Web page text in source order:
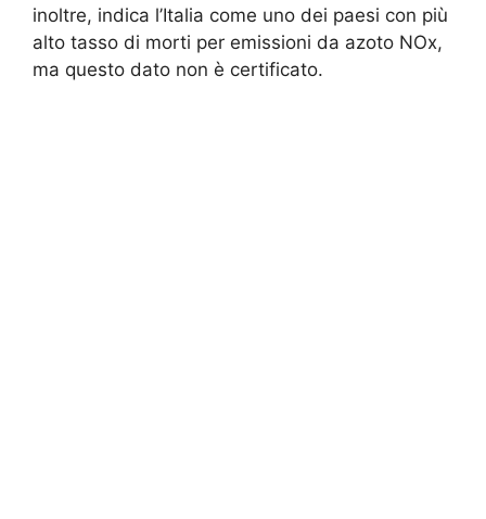
inoltre, indica l’Italia come uno dei paesi con più
alto tasso di morti per emissioni da azoto NOx,
ma questo dato non è certificato.